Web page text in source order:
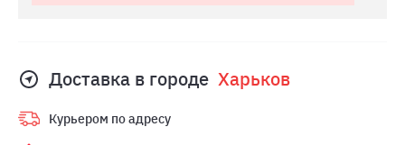
Доставка в городе Харьков
Курьером по адресу